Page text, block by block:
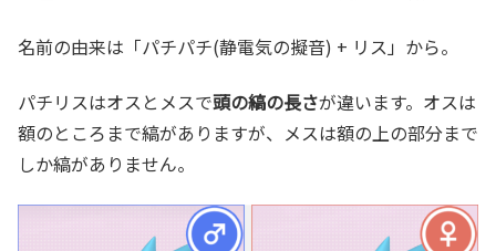
名前の由来は「パチパチ(静電気の擬音) + リス」から。
パチリスはオスとメスで頭の縞の長さが違います。オスは
額のところまで縞がありますが、メスは額の上の部分まで
しか縞がありません。